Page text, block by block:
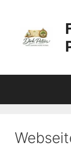
springen